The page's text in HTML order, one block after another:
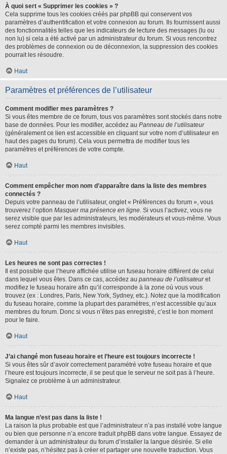
À quoi sert « Supprimer les cookies » ?
Cela supprime tous les cookies créés par phpBB qui conservent vos
paramètres d’authentification et votre connexion au forum. Ils fournissent aussi
des fonctionnalités telles que les indicateurs de lecture des messages (lu ou
non lu) si cela a été activé par un administrateur du forum. Si vous rencontrez
des problèmes de connexion ou de déconnexion, la suppression des cookies
pourrait les résoudre.
Haut
Paramètres et préférences de l’utilisateur
Comment modifier mes paramètres ?
Si vous êtes membre de ce forum, tous vos paramètres sont stockés dans notre
base de données. Pour les modifier, accédez au Panneau de l’utilisateur
(généralement ce lien est accessible en cliquant sur votre nom d’utilisateur en
haut des pages du forum). Cela vous permettra de modifier tous les
paramètres et préférences de votre compte.
Haut
Comment empêcher mon nom d’apparaître dans la liste des membres
connectés ?
Depuis votre panneau de l’utilisateur, onglet « Préférences du forum », vous
trouverez l’option Masquer ma présence en ligne. Si vous l’activez, vous ne
serez visible que par les administrateurs, les modérateurs et vous-même. Vous
serez compté parmi les membres invisibles.
Haut
Les heures ne sont pas correctes !
Il est possible que l’heure affichée utilise un fuseau horaire différent de celui
dans lequel vous êtes. Dans ce cas, accédez au panneau de l’utilisateuret
modifiez le fuseau horaire afin qu’il corresponde à la zone où vous vous
trouvez (ex : Londres, Paris, New York, Sydney, etc.). Notez que la modification
du fuseau horaire, comme la plupart des paramètres, n’est accessible qu’aux
membres du forum. Donc si vous n’êtes pas enregistré, c’est le bon moment
pour le faire.
Haut
J’ai changé mon fuseau horaire et l’heure est toujours incorrecte !
Si vous êtes sûr d’avoir correctement paramétré votre fuseau horaire et que
l’heure est toujours incorrecte, il se peut que le serveur ne soit pas à l’heure.
Signalez ce problème à un administrateur.
Haut
Ma langue n’est pas dans la liste !
La raison la plus probable est que l’administrateur n’a pas installé votre langue
ou bien que personne n’a encore traduit phpBB dans votre langue. Essayez de
demander à un administrateur du forum d’installer la langue désirée. Si elle
n’existe pas, n’hésitez pas à créer et partager une nouvelle traduction. Vous